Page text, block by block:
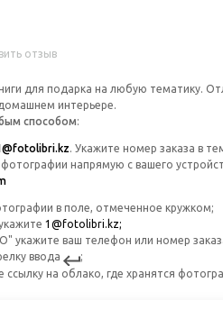
отзыв
для подарка на любую тематику.
интерьере.
способом:
. Укажите номер заказа в
фотографии напрямую с вашего
в поле, отмеченное кружком;
1@fotolibri.kz;
ваш телефон или номер
ввода
;
ссылку на облако, где хранятся